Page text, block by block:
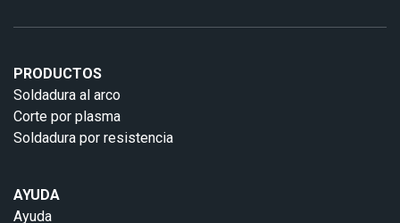
PRODUCTOS
Soldadura al arco
Corte por plasma
Soldadura por resistencia
AYUDA
Ayuda